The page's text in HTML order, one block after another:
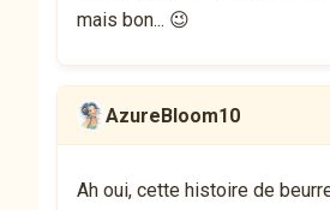
mais bon... 😉
AzureBloom10
Ah oui, cette histoire de